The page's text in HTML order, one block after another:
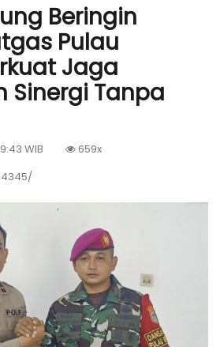
Beringin
Pulau
Jaga
Sinergi Tanpa
WIB
659x